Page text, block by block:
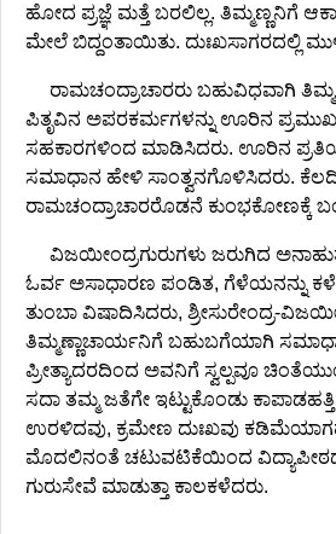
ಹೋದ ಪ್ರಜ್ಞೆ ಮತ್ತೆ ಬರಲಿಲ್ಲ. ತಿಮ್ಮಣ್ಣನಿಗೆ
ಮೇಲೆ ಬಿದ್ದಂತಾಯಿತು. ದುಃಖಸಾಗರದಲ್ಲಿ
ರಾಮಚಂದ್ರಾಚಾರರು ಬಹುವಿಧವಾಗಿ
ಪಿತೃವಿನ ಅಪರಕರ್ಮಗಳನ್ನು ಊರಿನ
ಸಹಕಾರಗಳಿಂದ ಮಾಡಿಸಿದರು. ಊರಿನ
ಸಮಾಧಾನ ಹೇಳಿ ಸಾಂತ್ವನಗೊಳಿಸಿದರು.
ರಾಮಚಂದ್ರಾಚಾರರೊಡನೆ ಕುಂಭಕೋಣಕ್ಕೆ
ವಿಜಯೀಂದ್ರಗುರುಗಳು ಜರುಗಿದ
ಓರ್ವ ಅಸಾಧಾರಣ ಪಂಡಿತ, ಗೆಳೆಯನನ್ನು
ತುಂಬಾ ವಿಷಾದಿಸಿದರು, ಶ್ರೀಸುರೇಂದ್ರ-
ತಿಮ್ಮಣ್ಣಾಚಾರ್ಯನಿಗೆ ಬಹುಬಗೆಯಾಗಿ
ಪ್ರೀತ್ಯಾದರದಿಂದ ಅವನಿಗೆ ಸ್ವಲ್ಪವೂ
ಸದಾ ತಮ್ಮ ಜತೆಗೇ ಇಟ್ಟುಕೊಂಡು
ಉರಳಿದವು, ಕ್ರಮೇಣ ದುಃಖವು
ಮೊದಲಿನಂತೆ ಚಟುವಟಿಕೆಯಿಂದ
ಗುರುಸೇವೆ ಮಾಡುತ್ತಾ ಕಾಲಕಳೆದರು.